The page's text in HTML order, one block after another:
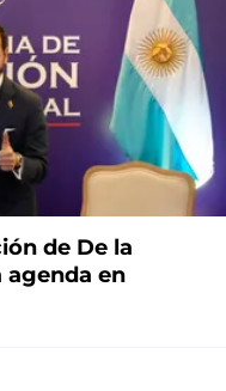
de De la
agenda en